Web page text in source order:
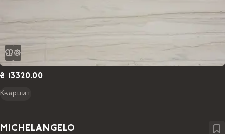
₴ 13320.00
Кварцит
MICHELANGELO